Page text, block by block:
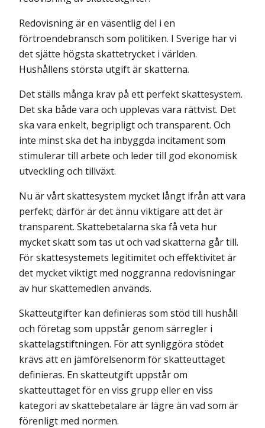
Redovisning är en väsentlig del i en
förtroendebransch som politiken. I Sverige har vi
det sjätte högsta skattetrycket i världen.
Hushållens största utgift är skatterna.
Det ställs många krav på ett perfekt skattesystem.
Det ska både vara och upplevas vara rättvist. Det
ska vara enkelt, begripligt och transparent. Och
inte minst ska det ha inbyggda incitament som
stimulerar till arbete och leder till god ekonomisk
utveckling och tillväxt.
Nu är vårt skattesystem mycket långt ifrån att vara
perfekt; därför är det ännu viktigare att det är
transparent. Skattebetalarna ska få veta hur
mycket skatt som tas ut och vad skatterna går till.
För skattesystemets legitimitet och effektivitet är
det mycket viktigt med noggranna redovisningar
av hur skattemedlen används.
Skatteutgifter kan definieras som stöd till hushåll
och företag som uppstår genom särregler i
skattelagstiftningen. För att synliggöra stödet
krävs att en jämförelsenorm för skatteuttaget
definieras. En skatteutgift uppstår om
skatteuttaget för en viss grupp eller en viss
kategori av skattebetalare är lägre än vad som är
förenligt med normen.